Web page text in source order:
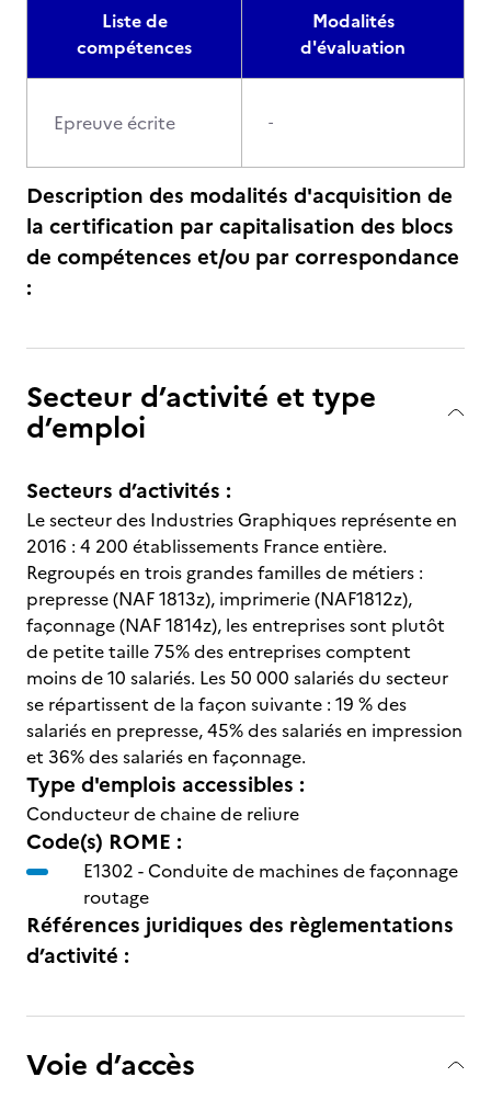
Liste de
compétences
Modalités
d'évaluation
Epreuve écrite -
Description des modalités d'acquisition de
la certification par capitalisation des blocs
de compétences et/ou par correspondance
:
Secteur d’activité et type
d’emploi
Secteurs d’activités :
Le secteur des Industries Graphiques représente en
2016 : 4 200 établissements France entière.
Regroupés en trois grandes familles de métiers :
prepresse (NAF 1813z), imprimerie (NAF1812z),
façonnage (NAF 1814z), les entreprises sont plutôt
de petite taille 75% des entreprises comptent
moins de 10 salariés. Les 50 000 salariés du secteur
se répartissent de la façon suivante : 19 % des
salariés en prepresse, 45% des salariés en impression
et 36% des salariés en façonnage.
Type d'emplois accessibles :
Conducteur de chaine de reliure
Code(s) ROME :
E1302 -Conduite de machines de façonnage
routage
Références juridiques des règlementations
d’activité :
Voie d’accès